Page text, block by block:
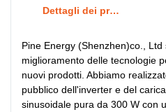
Dettagli dei prodotti
Pine Energy (Shenzhen)co.,
miglioramento delle tecnologie
nuovi prodotti. Abbiamo
pubblico dell'inverter e del
sinusoidale pura da 300 W con